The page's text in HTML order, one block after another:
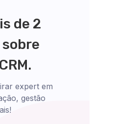
de 2
expert em
gestão